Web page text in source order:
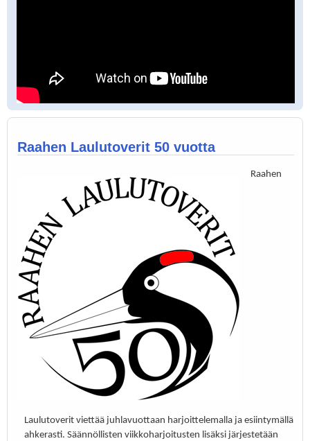
Raahen Laulutoverit 50 vuotta
Raahen
Laulutoverit viettää juhlavuottaan harjoittelemalla ja esiintymällä
ahkerasti. Säännöllisten viikkoharjoitusten lisäksi järjestetään